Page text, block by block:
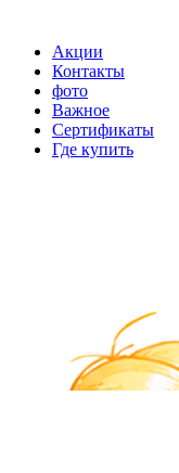
Акции
Контакты
фото
Важное
Сертификаты
Где купить